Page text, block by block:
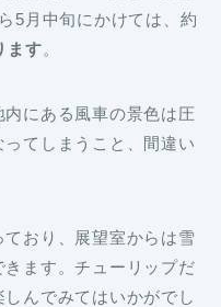
5月中旬にかけては、約
ます。
にある風車の景色は圧
てしまうこと、間違い
おり、展望室からは雪
ます。チューリップだ
んでみてはいかがでし